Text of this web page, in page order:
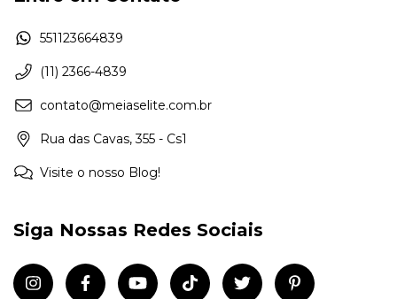
551123664839
(11) 2366-4839
contato@meiaselite.com.br
Rua das Cavas, 355 - Cs1
Visite o nosso Blog!
Siga Nossas Redes Sociais